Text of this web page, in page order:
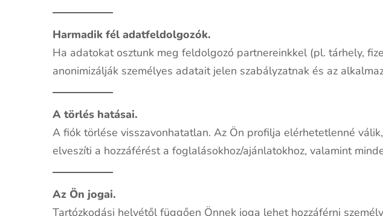
Harmadik fél adatfeldolgozók.
Ha adatokat osztunk meg feldolgozó partnereinkkel (pl. tárhely,
anonimizálják személyes adatait jelen szabályzatnak és az
A törlés hatásai.
A fiók törlése visszavonhatatlan. Az Ön profilja elérhetetlenné
elveszíti a hozzáférést a foglalásokhoz/ajánlatokhoz, valamint
Az Ön jogai.
Tartózkodási helyétől függően Önnek joga lehet hozzáférni